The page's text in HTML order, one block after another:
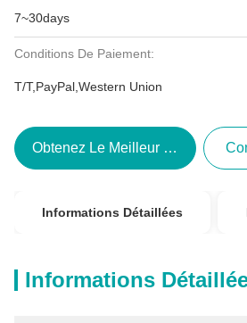
7~30days
Conditions De Paiement:
T/T,PayPal,Western Union
Obtenez Le Meilleur Prix
Informations Détaillées
Informations